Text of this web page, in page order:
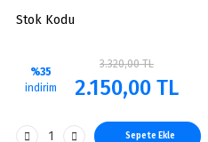
Stok Kodu
%35
indirim
3.320,00 TL
2.150,00 TL
Sepete Ekle